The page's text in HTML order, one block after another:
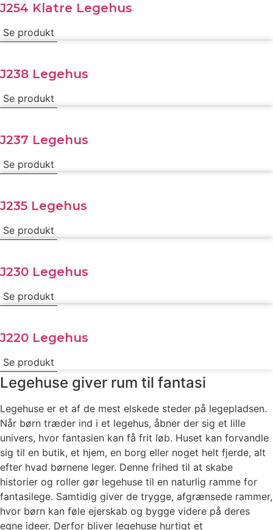
J254 Klatre Legehus
Se produkt
J238 Legehus
Se produkt
J237 Legehus
Se produkt
J235 Legehus
Se produkt
J230 Legehus
Se produkt
J220 Legehus
Se produkt
Legehuse giver rum til fantasi
Legehuse er et af de mest elskede steder på legepladsen.
Når børn træder ind i et legehus, åbner der sig et lille
univers, hvor fantasien kan få frit løb. Huset kan forvandle
sig til en butik, et hjem, en borg eller noget helt fjerde, alt
efter hvad børnene leger. Denne frihed til at skabe
historier og roller gør legehuse til en naturlig ramme for
fantasilege. Samtidig giver de trygge, afgrænsede rammer,
hvor børn kan føle ejerskab og bygge videre på deres
egne ideer. Derfor bliver legehuse hurtigt et